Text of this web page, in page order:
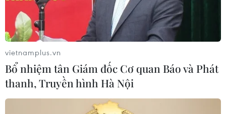
vietnamplus.vn
Bổ nhiệm tân Giám đốc Cơ quan Báo và Phát
thanh, Truyền hình Hà Nội